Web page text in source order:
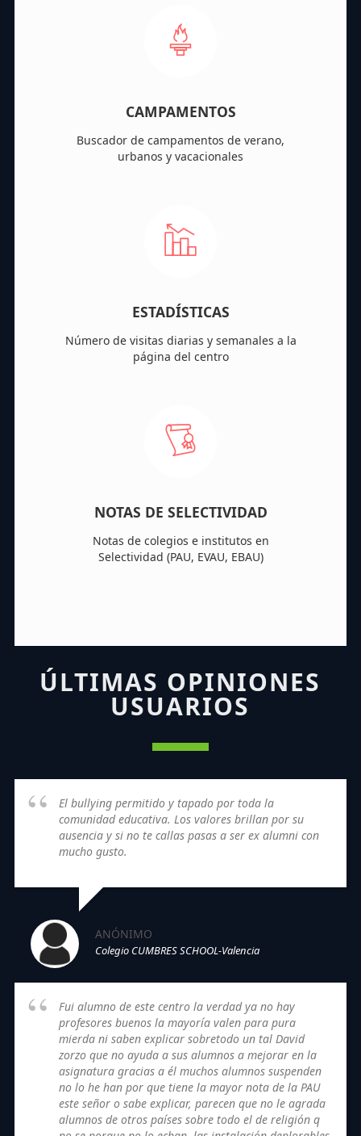
CAMPAMENTOS
Buscador de campamentos de verano,
urbanos y vacacionales
ESTADÍSTICAS
Número de visitas diarias y semanales a la
página del centro
NOTAS DE SELECTIVIDAD
Notas de colegios e institutos en
Selectividad (PAU, EVAU, EBAU)
ÚLTIMAS OPINIONES
USUARIOS
El bullying permitido y tapado por toda la
comunidad educativa. Los valores brillan por su
ausencia y si no te callas pasas a ser ex alumni con
mucho gusto.
ANÓNIMO
Colegio CUMBRES SCHOOL-Valencia
Fui alumno de este centro la verdad ya no hay
profesores buenos la mayoría valen para pura
mierda ni saben explicar sobretodo un tal David
zorzo que no ayuda a sus alumnos a mejorar en la
asignatura gracias a él muchos alumnos suspenden
no lo he han por que tiene la mayor nota de la PAU
este señor o sabe explicar, parecen que no le agrada
alumnos de otros países sobre todo el de religión q